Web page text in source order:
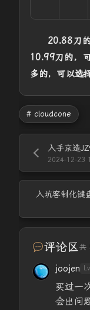
20.88刀
10.99刀的，
多的，可以选
# cloudcone
入手京造
2024-12-23
入坑客制化键
评论区共
joojen
买过一
会出问